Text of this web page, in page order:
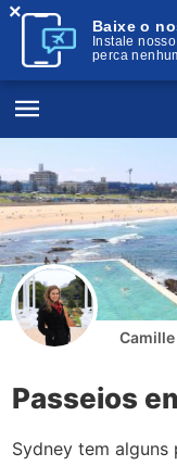
Baixe o
Instale
perca
×
Passeios
Sydney tem alguns